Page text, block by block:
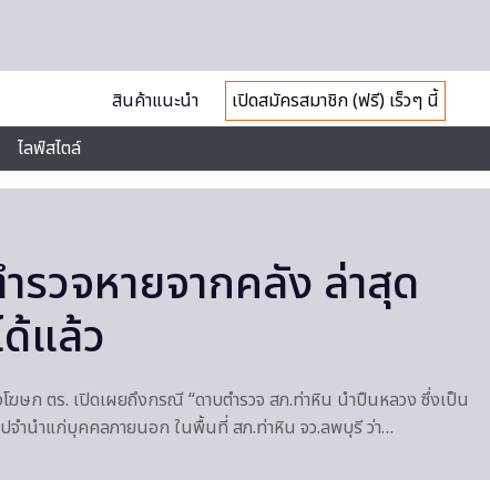
สินค้าแนะนำ
เปิดสมัครสมาชิก (ฟรี) เร็วๆ นี้
ไลฟ์สไตล์
รวจหายจากคลัง ล่าสุด
แล้ว
ก ตร. เปิดเผยถึงกรณี “ดาบตำรวจ สภ.ท่าหิน นำปืนหลวง ซึ่งเป็น
จำนำแก่บุคคลภายนอก ในพื้นที่ สภ.ท่าหิน จว.ลพบุรี ว่า…